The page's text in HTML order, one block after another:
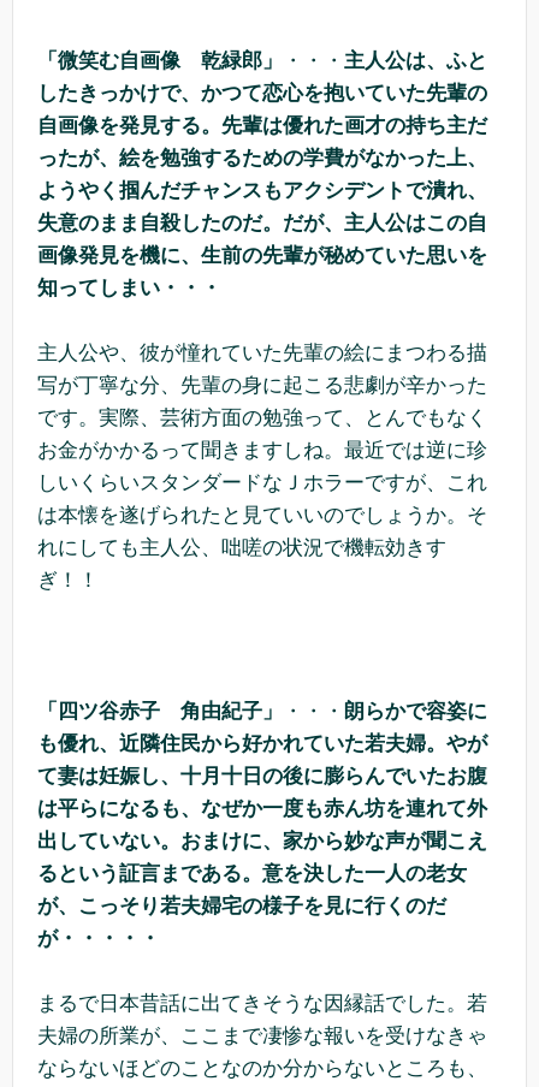
「微笑む自画像 乾緑郎」 ・・・ 主人公は、ふと
したきっかけで、かつて恋心を抱いていた先輩の
自画像を発見する。先輩は優れた画才の持ち主だ
ったが、絵を勉強するための学費がなかった上、
ようやく掴んだチャンスもアクシデントで潰れ、
失意のまま自殺したのだ。だが、主人公はこの自
画像発見を機に、生前の先輩が秘めていた思いを
知ってしまい・・・
主人公や、彼が憧れていた先輩の絵にまつわる描
写が丁寧な分、先輩の身に起こる悲劇が辛かった
です。実際、芸術方面の勉強って、とんでもなく
お金がかかるって聞きますしね。最近では逆に珍
しいくらいスタンダードなＪホラーですが、これ
は本懐を遂げられたと見ていいのでしょうか。そ
れにしても主人公、咄嗟の状況で機転効きす
ぎ！！
「四ツ谷赤子 角由紀子」 ・・・ 朗らかで容姿に
も優れ、近隣住民から好かれていた若夫婦。やが
て妻は妊娠し、十月十日の後に膨らんでいたお腹
は平らになるも、なぜか一度も赤ん坊を連れて外
出していない。おまけに、家から妙な声が聞こえ
るという証言まである。意を決した一人の老女
が、こっそり若夫婦宅の様子を見に行くのだ
が・・・・・
まるで日本昔話に出てきそうな因縁話でした。若
夫婦の所業が、ここまで凄惨な報いを受けなきゃ
ならないほどのことなのか分からないところも、